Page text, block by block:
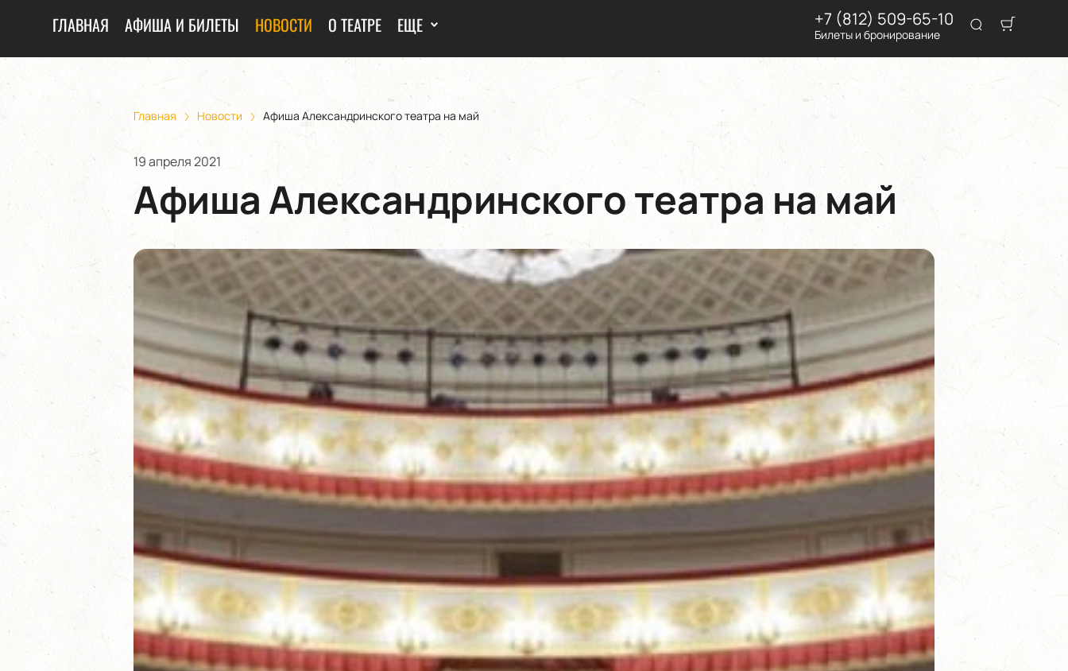
ГЛАВНАЯ АФИША И БИЛЕТЫ НОВОСТИ О ТЕАТРЕ ЕЩЕ +7 (812) 509-65-10
Билеты и бронирование
Главная Новости Афиша Александринского театра на май
19 апреля 2021
Афиша Александринского театра на май